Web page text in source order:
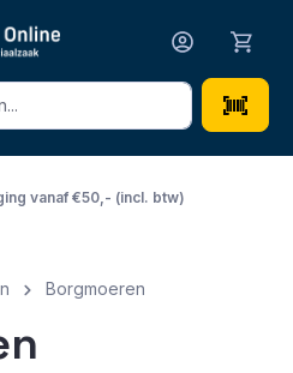
Het grootste en
Borgmoeren